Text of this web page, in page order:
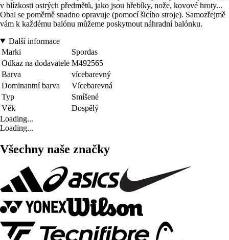
v blízkosti ostrých předmětů, jako jsou hřebíky, nože, kovové hroty...
Obal se poměrně snadno opravuje (pomocí šicího stroje). Samozřejmě
vám k každému balónu můžeme poskytnout náhradní balónku.
Další informace
Marki
Spordas
Odkaz na dodavatele M492565
Barva
vícebarevný
Dominantní barva
Vícebarevná
Typ
Smíšené
Věk
Dospělý
Loading...
Loading...
Všechny naše značky